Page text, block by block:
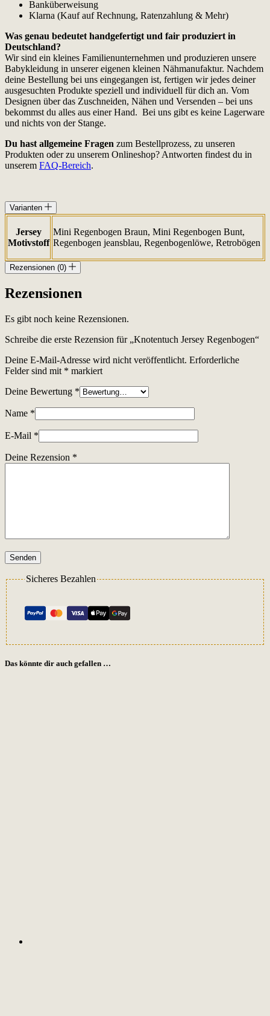
Banküberweisung
Klarna (Kauf auf Rechnung, Ratenzahlung & Mehr)
Was genau bedeutet handgefertigt und fair produziert in
Deutschland?
Wir sind ein kleines Familienunternehmen und produzieren unsere
Babykleidung in unserer eigenen kleinen Nähmanufaktur. Nachdem
deine Bestellung bei uns eingegangen ist, fertigen wir jedes deiner
ausgesuchten Produkte speziell und individuell für dich an. Vom
Designen über das Zuschneiden, Nähen und Versenden – bei uns
bekommst du alles aus einer Hand. Bei uns gibt es keine Lagerware
und nichts von der Stange.
Du hast allgemeine Fragen zum Bestellprozess, zu unseren
Produkten oder zu unserem Onlineshop? Antworten findest du in
unserem FAQ-Bereich.
Varianten
Jersey
Motivstoff
Mini Regenbogen Braun, Mini Regenbogen Bunt,
Regenbogen jeansblau, Regenbogenlöwe, Retrobögen
Rezensionen (0)
Rezensionen
Es gibt noch keine Rezensionen.
Schreibe die erste Rezension für „Knotentuch Jersey Regenbogen“
Deine E-Mail-Adresse wird nicht veröffentlicht. Erforderliche
Felder sind mit * markiert
Deine Bewertung *
Name *
E-Mail *
Deine Rezension *
Senden
Sicheres Bezahlen
Das könnte dir auch gefallen …